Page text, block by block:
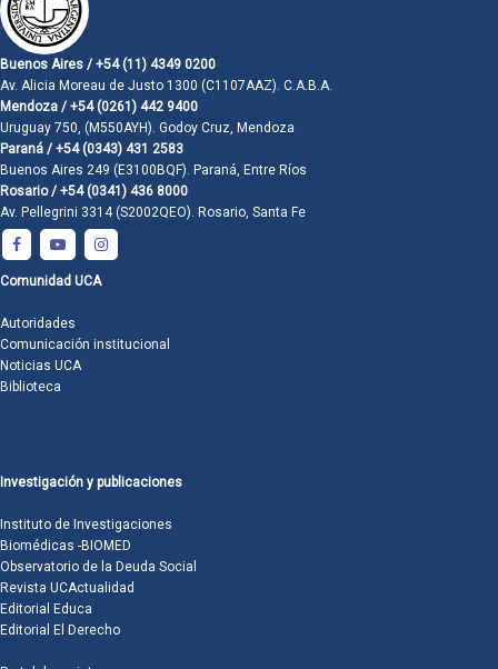
Buenos Aires / +54 (11) 4349 0200
Av. Alicia Moreau de Justo 1300 (C1107AAZ). C.A.B.A.
Mendoza / +54 (0261) 442 9400
Uruguay 750, (M550AYH). Godoy Cruz, Mendoza
Paraná / +54 (0343) 431 2583
Buenos Aires 249 (E3100BQF). Paraná, Entre Ríos
Rosario / +54 (0341) 436 8000
Av. Pellegrini 3314 (S2002QEO). Rosario, Santa Fe
Comunidad UCA
Autoridades
Comunicación institucional
Noticias UCA
Biblioteca
Investigación y publicaciones
Instituto de Investigaciones
Biomédicas -BIOMED
Observatorio de la Deuda Social
Revista UCActualidad
Editorial Educa
Editorial El Derecho